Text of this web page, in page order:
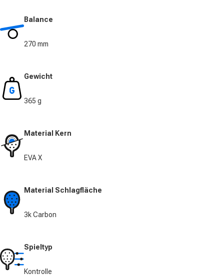
Balance
270 mm
Gewicht
365 g
Material Kern
EVA X
Material Schlagfläche
3k Carbon
Spieltyp
Kontrolle